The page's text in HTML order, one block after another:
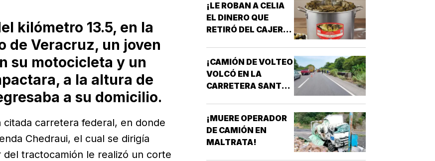
kilómetro 13.5, en la
de Veracruz, un joven
su motocicleta y un
a la altura de
a su domicilio.
carretera federal, en donde
Chedraui, el cual se dirigía
tractocamión le realizó un corte
¡LE ROBAN A CELIA
EL DINERO QUE
RETIRÓ DEL CAJERO
¡CAMIÓN DE VOLTEO
VOLCÓ EN LA
CARRETERA SANTA
¡MUERE OPERADOR
DE CAMIÓN EN
MALTRATA!